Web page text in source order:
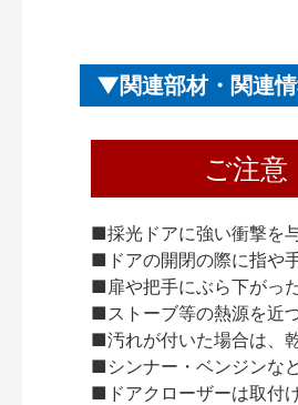
関連部材・関連
ご注意
■採光ドアに強い衝撃を
■ドアの開閉の際に指や
■扉や把手にぶら下がっ
■ストーブ等の熱源を近
■汚れが付いた場合は、
■シンナー・ベンジンな
■ドアクローザーは取付